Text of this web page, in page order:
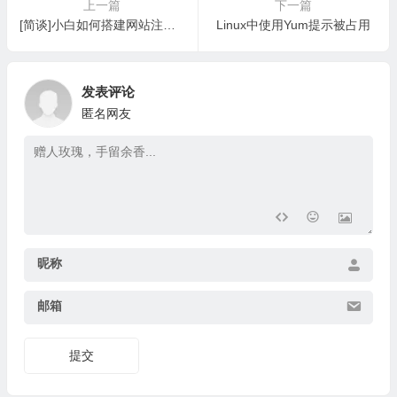
上一篇
[简谈]小白如何搭建网站注意事项
下一篇
Linux中使用Yum提示被占用
发表评论
匿名网友
昵称
邮箱
提交